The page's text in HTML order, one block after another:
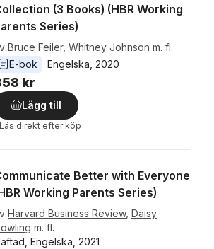
(3 Books) (HBR Working
Series)
Bruce Feiler, Whitney Johnson m. fl.
E-bok
Engelska 2020
kr
Lägg till
Läs direkt efter köp
Better with Everyone
Working Parents Series)
Harvard Business Review, Daisy
m. fl.
Engelska, 2021